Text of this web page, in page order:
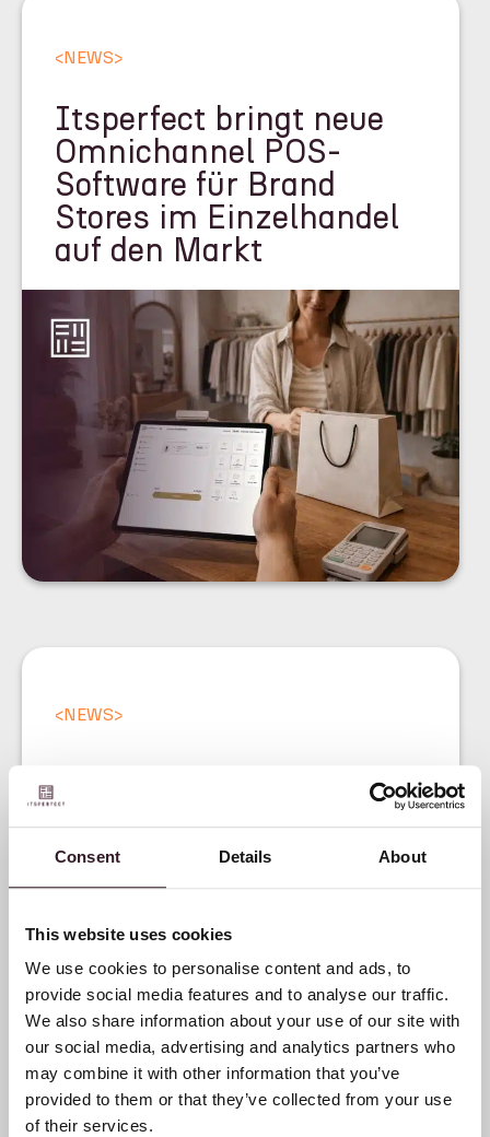
Consent Details About
This website uses cookies
We use cookies to personalise content and ads, to
provide social media features and to analyse our traffic.
We also share information about your use of our site with
our social media, advertising and analytics partners who
may combine it with other information that you’ve
provided to them or that they’ve collected from your use
of their services.
<NEWS>
Itsperfect bringt neue
Omnichannel POS-
Software für Brand
Stores im Einzelhandel
auf den Markt
<NEWS>
Digitaler Produktpass:
Ein Leitfaden für
Modemarken im Kontext